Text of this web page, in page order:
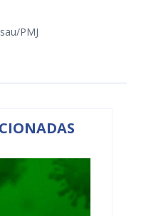
PMJ